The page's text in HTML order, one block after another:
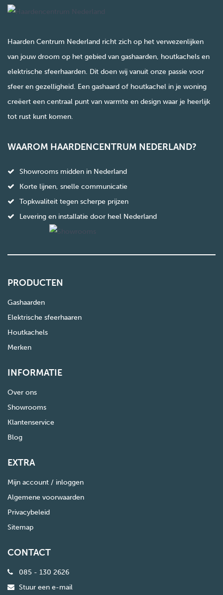
Haarden Centrum Nederland richt zich op het verwezenlijken
van jouw droom op het gebied van gashaarden, houtkachels en
elektrische sfeerhaarden. Dit doen wij vanuit onze passie voor
sfeer en gezelligheid. Een gashaard of houtkachel in je woning
creëert een centraal punt van warmte en design waar je heerlijk
tot rust kunt komen.
WAAROM HAARDENCENTRUM NEDERLAND?
Showrooms midden in Nederland
Korte lijnen, snelle communicatie
Topkwaliteit tegen scherpe prijzen
Levering en installatie door heel Nederland
PRODUCTEN
Gashaarden
Elektrische sfeerhaaren
Houtkachels
Merken
INFORMATIE
Over ons
Showrooms
Klantenservice
Blog
EXTRA
Mijn account / inloggen
Algemene voorwaarden
Privacybeleid
Sitemap
CONTACT
085 - 130 2626
Stuur een e-mail